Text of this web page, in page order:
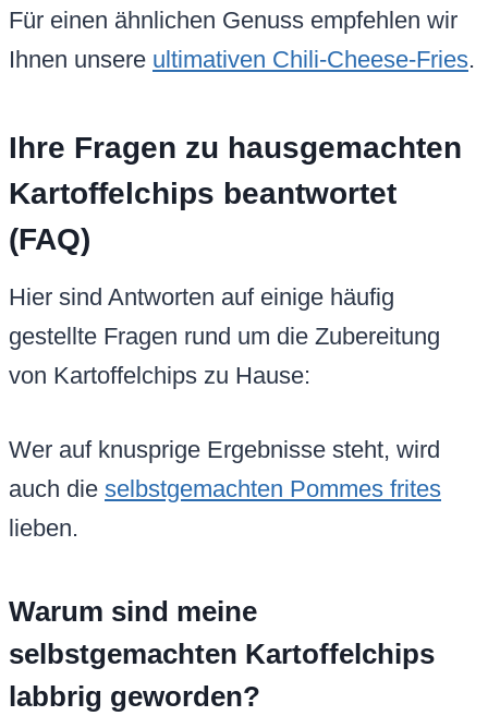
Für einen ähnlichen Genuss empfehlen wir
Ihnen unsere ultimativen Chili-Cheese-Fries.
Ihre Fragen zu hausgemachten
Kartoffelchips beantwortet
(FAQ)
Hier sind Antworten auf einige häufig
gestellte Fragen rund um die Zubereitung
von Kartoffelchips zu Hause:
Wer auf knusprige Ergebnisse steht, wird
auch die selbstgemachten Pommes frites
lieben.
Warum sind meine
selbstgemachten Kartoffelchips
labbrig geworden?